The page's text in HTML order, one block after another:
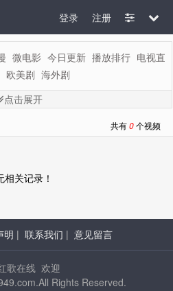
注册
登录
微电影 今日更新 播放排行 电视直
欧美剧 海外剧
生活 偶像 喜剧 历史 古装 武侠 刑
韩国 泰国 日本 美国 英国 新加坡
2009 2008 2007
点击展开
共有0个视频
相关记录！
明 | 联系我们 | 意见留言
歌在线 欢迎
Rights Reserved.